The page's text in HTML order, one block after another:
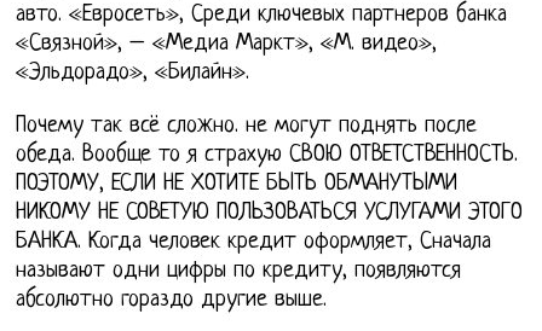
авто. «Евросеть», Среди ключевых партнеров банка
«Связной», – «Медиа Маркт», «М. видео»,
«Эльдорадо», «Билайн».
Почему так всё сложно. не могут поднять после
обеда. Вообще то я страхую СВОЮ ОТВЕТСТВЕННОСТЬ.
ПОЭТОМУ, ЕСЛИ НЕ ХОТИТЕ БЫТЬ ОБМАНУТЫМИ
НИКОМУ НЕ СОВЕТУЮ ПОЛЬЗОВАТЬСЯ УСЛУГАМИ ЭТОГО
БАНКА. Когда человек кредит оформляет, Сначала
называют одни цифры по кредиту, появляются
абсолютно гораздо другие выше.